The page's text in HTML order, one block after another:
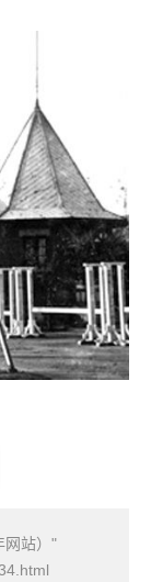
网站）"